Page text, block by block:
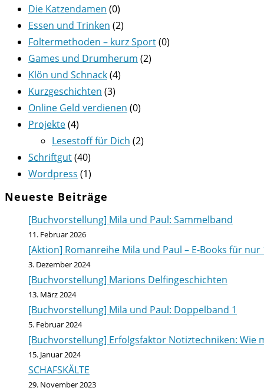
Die Katzendamen (0)
Essen und Trinken (2)
Foltermethoden – kurz Sport(0)
Games und Drumherum (2)
Klön und Schnack(4)
Kurzgeschichten (3)
Online Geld verdienen (0)
Projekte(4)
Lesestoff für Dich (2)
Schriftgut(40)
Wordpress (1)
Neueste Beiträge
[Buchvorstellung] Mila und Paul: Sammelband
11. Februar 2026
[Aktion] Romanreihe Mila und Paul – E-Books für nur
3. Dezember 2024
[Buchvorstellung] Marions Delfingeschichten
13. März 2024
[Buchvorstellung] Mila und Paul: Doppelband 1
5. Februar 2024
[Buchvorstellung] Erfolgsfaktor Notiztechniken:
15. Januar 2024
SCHAFSKÄLTE
29. November 2023